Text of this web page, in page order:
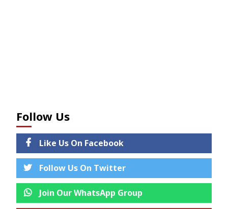
Follow Us
Like Us On Facebook
Follow Us On Twitter
Join Our WhatsApp Group